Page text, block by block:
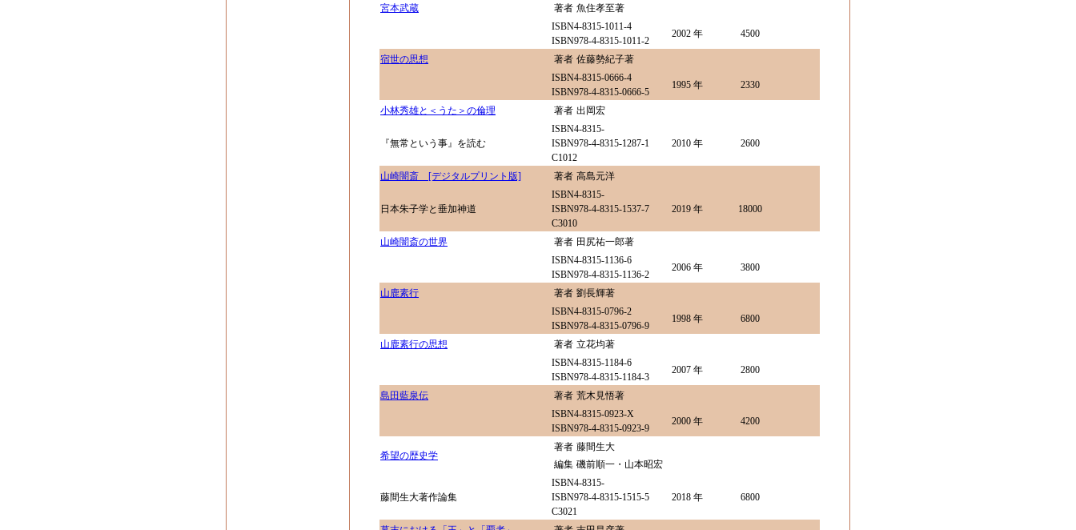
宮本武蔵 著者 魚住孝至著
ISBN4-8315-1011-4
ISBN978-4-8315-1011-2
2002 年 4500
宿世の思想 著者 佐藤勢紀子著
ISBN4-8315-0666-4
ISBN978-4-8315-0666-5
1995 年 2330
小林秀雄と＜うた＞の倫理 著者 出岡宏
『無常という事』を読む
ISBN4-8315-
ISBN978-4-8315-1287-1
C1012
2010 年 2600
山崎闇斎 [デジタルプリント版] 著者 高島元洋
日本朱子学と垂加神道
ISBN4-8315-
ISBN978-4-8315-1537-7
C3010
2019 年 18000
山崎闇斎の世界 著者 田尻祐一郎著
ISBN4-8315-1136-6
ISBN978-4-8315-1136-2
2006 年 3800
山鹿素行 著者 劉長輝著
ISBN4-8315-0796-2
ISBN978-4-8315-0796-9
1998 年 6800
山鹿素行の思想 著者 立花均著
ISBN4-8315-1184-6
ISBN978-4-8315-1184-3
2007 年 2800
島田藍泉伝 著者 荒木見悟著
ISBN4-8315-0923-X
ISBN978-4-8315-0923-9
2000 年 4200
希望の歴史学
著者 藤間生大
編集 磯前順一・山本昭宏
藤間生大著作論集
ISBN4-8315-
ISBN978-4-8315-1515-5
C3021
2018 年 6800